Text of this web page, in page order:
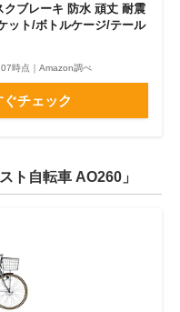
クブレーキ 防水 頑丈 耐震
ット/ボトルケージ/テール
時点｜Amazon調べ
チェック
ト自転車 AO260」